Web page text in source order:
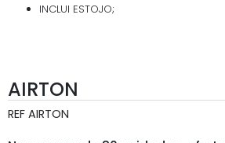
INCLUI ESTOJO;
AIRTON
REF AIRTON